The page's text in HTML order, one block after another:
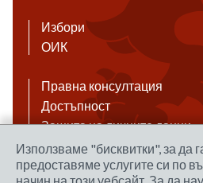
Избори
ОИК
Правна консултация
Достъпност
Защита на личните данни
Антикорупция
Връзки
Използваме "бисквитки", за да
предоставяме услугите си по